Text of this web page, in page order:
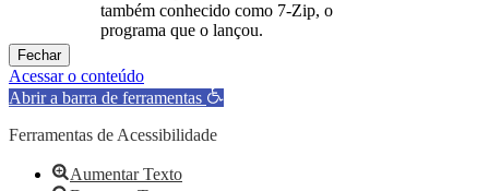
também conhecido como 7-Zip, o
programa que o lançou.
Fechar
Acessar o conteúdo
Abrir a barra de ferramentas
Ferramentas de Acessibilidade
Aumentar Texto